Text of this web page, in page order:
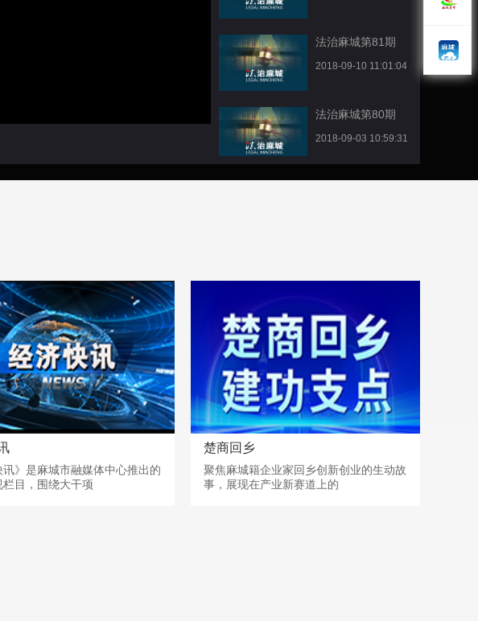
法治麻城第81期
2018-09-10 11:01:04
法治麻城第80期
2018-09-03 10:59:31
讯》是麻城市融媒体中心推出的
栏目，围绕大干项
楚商回乡
聚焦麻城籍企业家回乡创新创业的生动故
事，展现在产业新赛道上的